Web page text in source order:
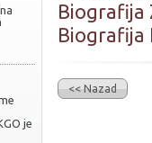
je
Biografija
Biografija
<< Nazad